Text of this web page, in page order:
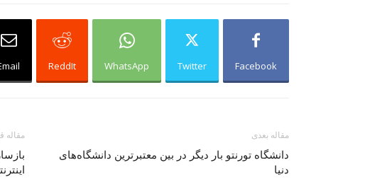
Facebook
Twitter
WhatsApp
ReddIt
مقاله مقاله بعدی
دانشگاه تورنتو بار دیگر در بین معتبرترین دانشگاه‌های
دنیا